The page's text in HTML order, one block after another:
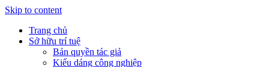
Skip to content
Trang chủ
Sở hữu trí tuệ
Bản quyền tác giả
Kiểu dáng công nghiệp